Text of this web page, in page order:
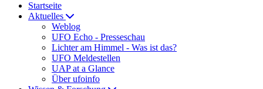
Startseite
Aktuelles
Weblog
UFO Echo - Presseschau
Lichter am Himmel - Was ist das?
UFO Meldestellen
UAP at a Glance
Über ufoinfo